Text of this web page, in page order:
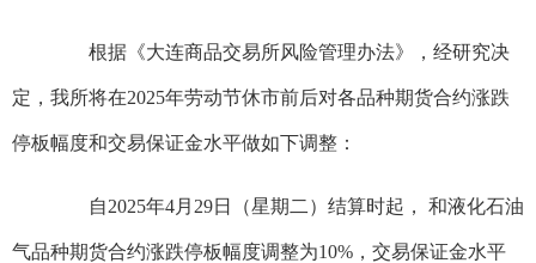
根据《大连商品交易所风险管理办法》，经研究决
定，我所将在2025年劳动节休市前后对各品种期货合约涨跌
停板幅度和交易保证金水平做如下调整：
自2025年4月29日（星期二）结算时起， 和液化石油
气品种期货合约涨跌停板幅度调整为10%，交易保证金水平